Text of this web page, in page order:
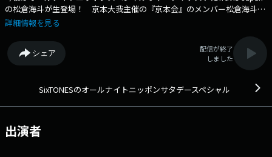
の松倉海斗が生登場！ 京本大我主催の『京本会』のメンバー松倉海斗と
土曜日の夜に元気に楽しいトークをお届けします！ どのメンバーが登
待っています！ st@allnightnippon.com 番組公式X
@SixTONESANNSat ハッシュタグ #SixTONESANN ★☆★☆★メー
ルアドレス： st@allnightnippon.com 番組ホームページはこち
「@SixTONESANNSat」
詳細情報を見る
シェア
配信が終了
しました
SixTONESのオールナイトニッポンサタデースペシャル
出演者